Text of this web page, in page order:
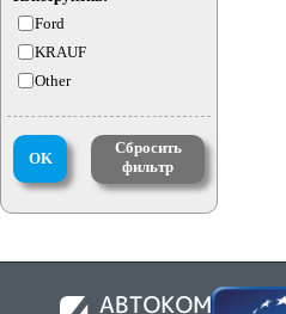
Ford
KRAUF
Other
OK
Сбросить
фильтр